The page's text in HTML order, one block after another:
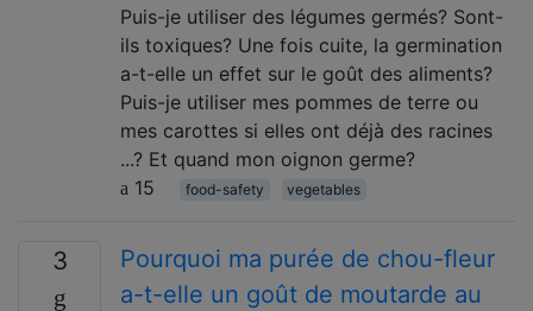
Puis-je utiliser des légumes germés? Sont-
ils toxiques? Une fois cuite, la germination
a-t-elle un effet sur le goût des aliments?
Puis-je utiliser mes pommes de terre ou
mes carottes si elles ont déjà des racines
...? Et quand mon oignon germe?
15
food-safety vegetables
3
Pourquoi ma purée de chou-fleur
a-t-elle un goût de moutarde au